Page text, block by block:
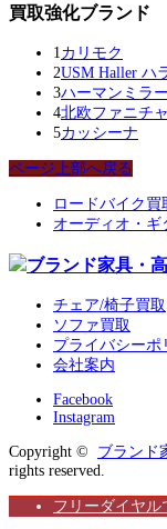
買取強化ブランド
1カリモク
2USM Haller ハ
3ハーマンミラー
4北欧ファニチ
5カッシーナ
ページ上部へ戻る
ロードバイク買
オーディオ・ギ
チェア/椅子買取
ソファ買取
プライバシーポ
会社案内
Facebook
Instagram
Copyright © ブランド
rights reserved.
フリーダイヤル